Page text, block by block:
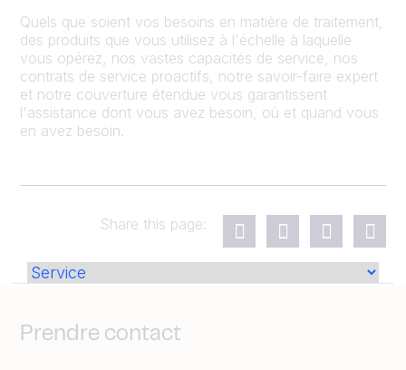
Quels que soient vos besoins en matière de traitement,
des produits que vous utilisez à l'échelle à laquelle
vous opérez, nos vastes capacités de service, nos
contrats de service proactifs, notre savoir-faire expert
et notre couverture étendue vous garantissent
l'assistance dont vous avez besoin, où et quand vous
en avez besoin.
Share this page:
Prendre contact